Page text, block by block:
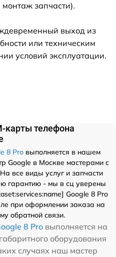
запчасти).
выход из
или техническим
условий эксплуатации.
карты телефона
8 Pro выполняется в нашем
Google в Москве мастерами с
все виды услуг и запчасти
гарантию - мы в сц уверены
Google 8 Pro
при оформлении заказа на
обратной связи.
8 Pro выполняется на
оборудования
случаях наш мастер